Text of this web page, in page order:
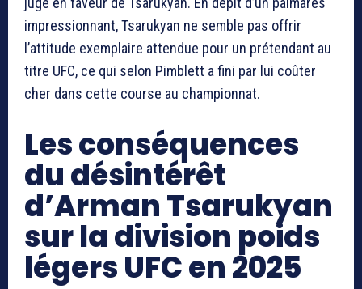
impressionnant, Tsarukyan ne semble pas offrir
l’attitude exemplaire attendue pour un prétendant au
titre UFC, ce qui selon Pimblett a fini par lui coûter
cher dans cette course au championnat.
Les conséquences
du désintérêt
d’Arman Tsarukyan
sur la division poids
légers UFC en 2025